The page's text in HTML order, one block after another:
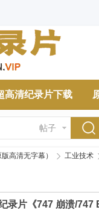
高清纪录片下载
帖子
高清无字幕） 工业技术
录片《747 崩溃/747